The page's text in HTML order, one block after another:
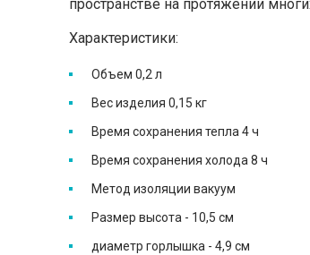
пространстве на протяжении
Характеристики:
Объем 0,2 л
Вес изделия 0,15 кг
Время сохранения тепла 4 ч
Время сохранения холода 8 ч
Метод изоляции вакуум
Размер высота - 10,5 см
диаметр горлышка - 4,9 см